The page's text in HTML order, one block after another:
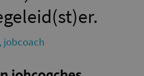
jobcoach